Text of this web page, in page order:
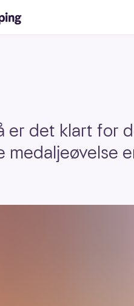
er det klart for
medaljeøvelse